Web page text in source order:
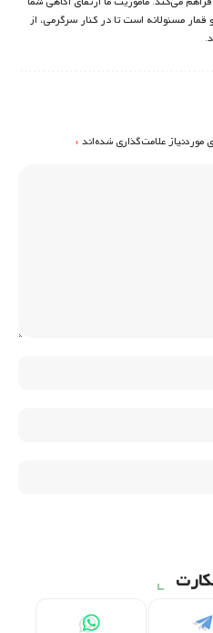
مسئولانه است تا در کنار سرگرمی، از
علامت‌گذاری شده‌اند*